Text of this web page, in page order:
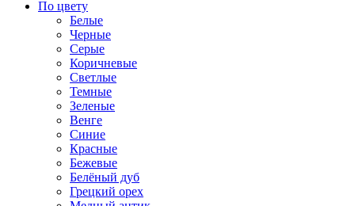
По цвету
Белые
Черные
Серые
Коричневые
Светлые
Темные
Зеленые
Венге
Синие
Красные
Бежевые
Белёный дуб
Грецкий орех